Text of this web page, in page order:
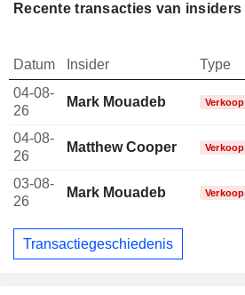
Recente transacties van insiders
Datum Insider Type
04-08-
26
Mark Mouadeb Verkoop
04-08-
26
Matthew Cooper Verkoop
03-08-
26
Mark Mouadeb Verkoop
Transactiegeschiedenis